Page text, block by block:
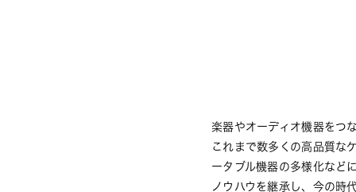
楽器やオーディオ機器をつ
これまで数多くの高品質な
ータブル機器の多様化など
ノウハウを継承し、今の時